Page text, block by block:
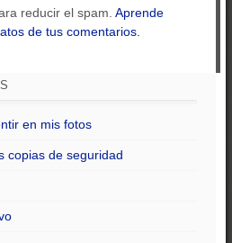
reducir el spam. Aprende
de tus comentarios.
en mis fotos
copias de seguridad